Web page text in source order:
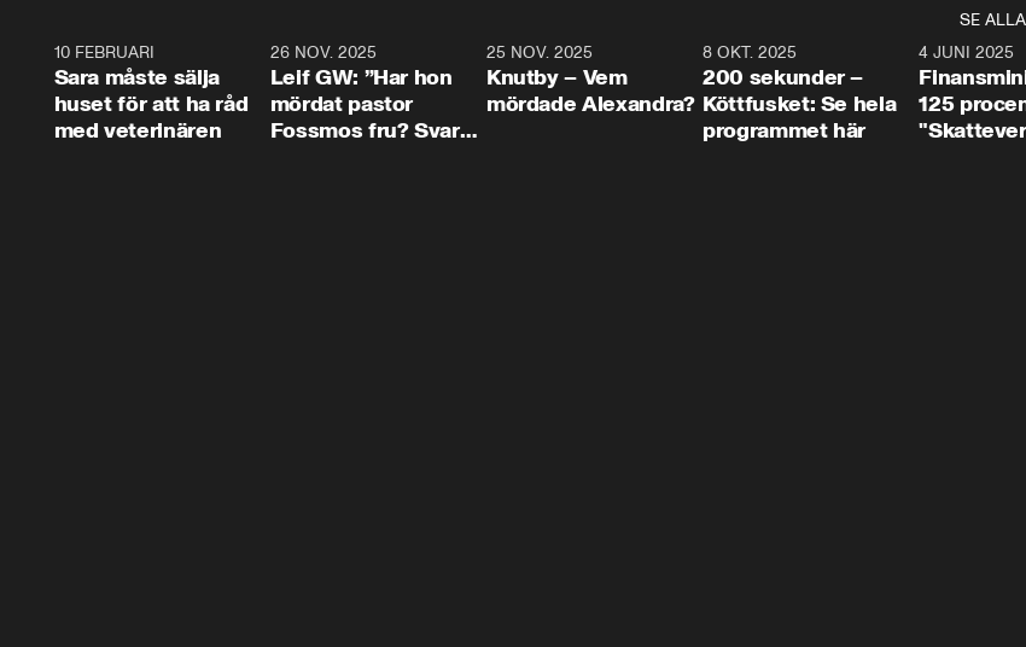
SE ALLA
10 FEBRUARI
Sara måste sälja
huset för att ha råd
med veterinären
26 NOV. 2025
Leif GW: ”Har hon
mördat pastor
Fossmos fru? Svar
31:05
25 NOV. 2025
Knutby – Vem
mördade Alexandra?
4:29
8 OKT. 2025
200 sekunder –
Köttfusket: Se hela
programmet här
4 JUNI 2025
125